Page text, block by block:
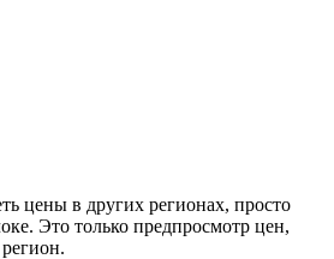
цены в других регионах, просто
Это только предпросмотр цен,